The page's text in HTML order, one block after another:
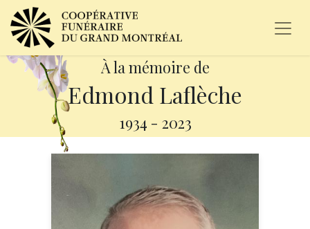
À la mémoire de
Edmond Laflèche
1934 - 2023